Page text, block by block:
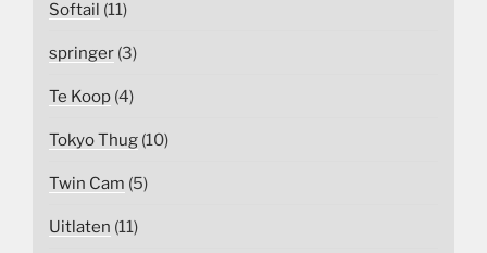
Softail (11)
springer (3)
Te Koop (4)
Tokyo Thug (10)
Twin Cam (5)
Uitlaten (11)